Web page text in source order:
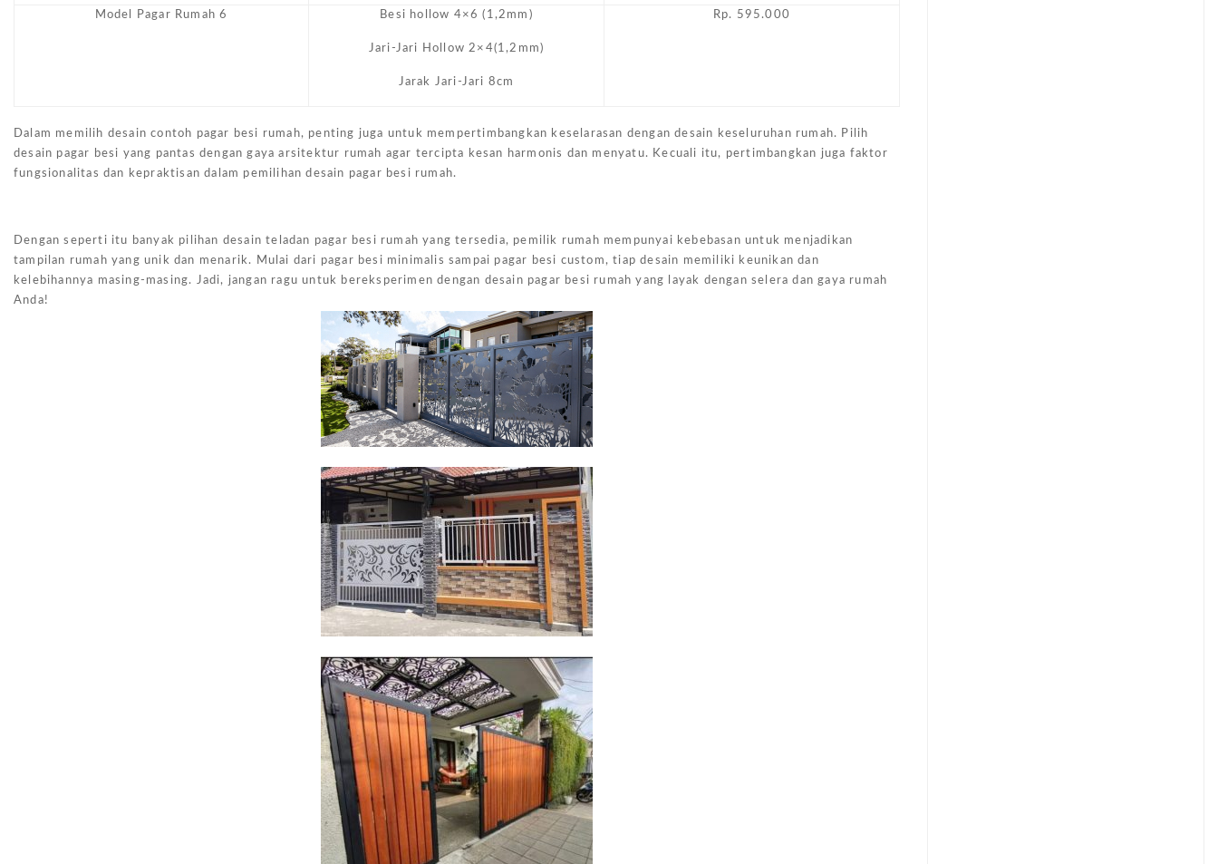
Model Pagar Rumah 6 Besi hollow 4×6 (1,2mm)
Jari-Jari Hollow 2×4(1,2mm)
Jarak Jari-Jari 8cm
Rp. 595.000
Dalam memilih desain contoh pagar besi rumah, penting juga untuk mempertimbangkan keselarasan dengan desain keseluruhan rumah. Pilih
desain pagar besi yang pantas dengan gaya arsitektur rumah agar tercipta kesan harmonis dan menyatu. Kecuali itu, pertimbangkan juga faktor
fungsionalitas dan kepraktisan dalam pemilihan desain pagar besi rumah.
Dengan seperti itu banyak pilihan desain teladan pagar besi rumah yang tersedia, pemilik rumah mempunyai kebebasan untuk menjadikan
tampilan rumah yang unik dan menarik. Mulai dari pagar besi minimalis sampai pagar besi custom, tiap desain memiliki keunikan dan
kelebihannya masing-masing. Jadi, jangan ragu untuk bereksperimen dengan desain pagar besi rumah yang layak dengan selera dan gaya rumah
Anda!